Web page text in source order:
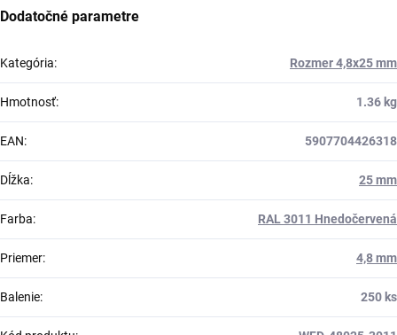
Dodatočné parametre
Kategória: Rozmer 4,8x25 mm
Hmotnosť: 1.36 kg
EAN: 5907704426318
Dĺžka: 25 mm
Farba: RAL 3011 Hnedočervená
Priemer: 4,8 mm
Balenie: 250 ks